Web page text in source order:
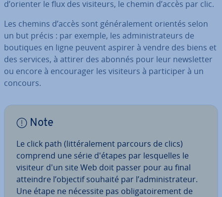
d’orienter le flux des visiteurs, le chemin d’accès par clic.
Les chemins d’accès sont gé­né­ra­le­ment orientés selon
un but précis : par exemple, les ad­mi­nis­tra­teurs de
boutiques en ligne peuvent aspirer à vendre des biens et
des services, à attirer des abonnés pour leur news­let­ter
ou encore à en­cou­ra­ger les visiteurs à par­ti­ci­per à un
concours.
Note
Le click path (lit­té­ra­le­ment parcours de clics)
comprend une série d'étapes par les­quelles le
visiteur d'un site Web doit passer pour au final
atteindre l’objectif souhaité par l’ad­mi­nis­tra­teur.
Une étape ne nécessite pas obli­ga­toi­re­ment de